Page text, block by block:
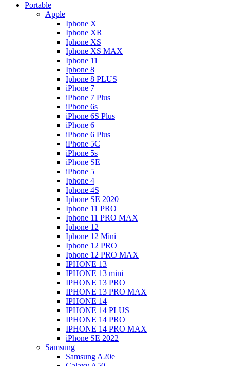
Portable
Apple
Iphone X
Iphone XR
Iphone XS
Iphone XS MAX
Iphone 11
Iphone 8
Iphone 8 PLUS
iPhone 7
iPhone 7 Plus
iPhone 6s
iPhone 6S Plus
iPhone 6
iPhone 6 Plus
iPhone 5C
iPhone 5s
iPhone SE
iPhone 5
Iphone 4
Iphone 4S
Iphone SE 2020
Iphone 11 PRO
Iphone 11 PRO MAX
Iphone 12
Iphone 12 Mini
Iphone 12 PRO
Iphone 12 PRO MAX
IPHONE 13
IPHONE 13 mini
IPHONE 13 PRO
IPHONE 13 PRO MAX
IPHONE 14
IPHONE 14 PLUS
IPHONE 14 PRO
IPHONE 14 PRO MAX
iPhone SE 2022
Samsung
Samsung A20e